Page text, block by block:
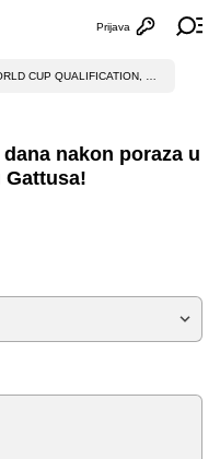
Otvori
Prijava
nakon poraza u